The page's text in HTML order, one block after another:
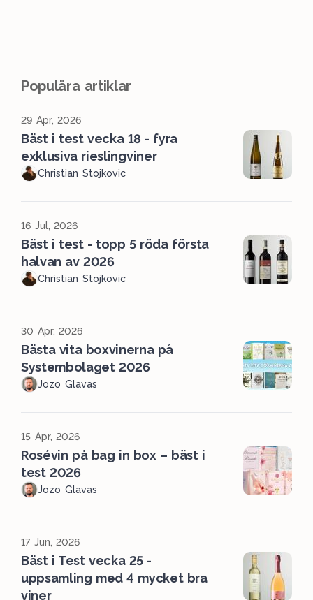
Populära artiklar
29 Apr, 2026
Bäst i test vecka 18 - fyra
exklusiva rieslingviner
Christian Stojkovic
16 Jul, 2026
Bäst i test - topp 5 röda första
halvan av 2026
Christian Stojkovic
30 Apr, 2026
Bästa vita boxvinerna på
Systembolaget 2026
Jozo Glavas
15 Apr, 2026
Rosévin på bag in box – bäst i
test 2026
Jozo Glavas
17 Jun, 2026
Bäst i Test vecka 25 -
uppsamling med 4 mycket bra
viner